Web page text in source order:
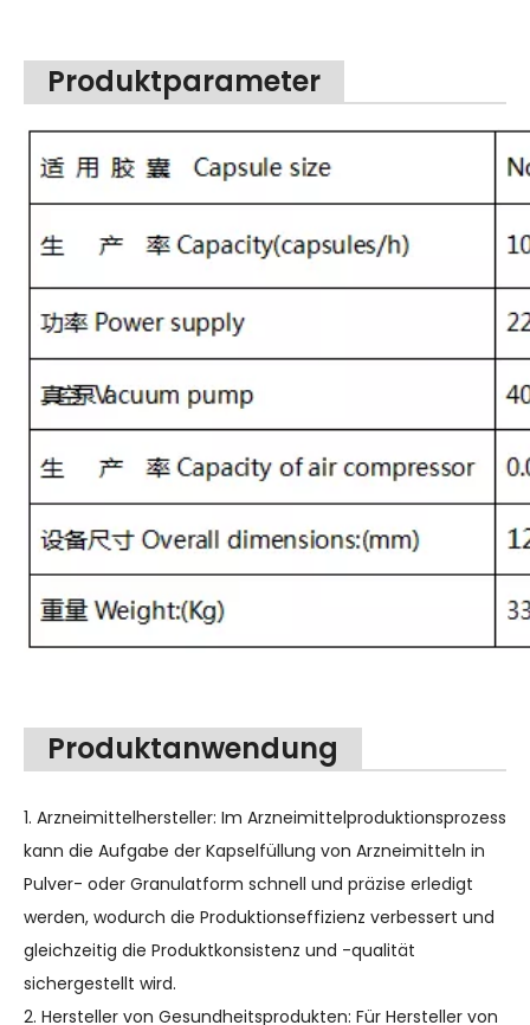
Produktparameter
Produktanwendung
1. Arzneimittelhersteller: Im Arzneimittelproduktionsprozess
kann die Aufgabe der Kapselfüllung von Arzneimitteln in
Pulver- oder Granulatform schnell und präzise erledigt
werden, wodurch die Produktionseffizienz verbessert und
gleichzeitig die Produktkonsistenz und -qualität
sichergestellt wird.
2. Hersteller von Gesundheitsprodukten: Für Hersteller von